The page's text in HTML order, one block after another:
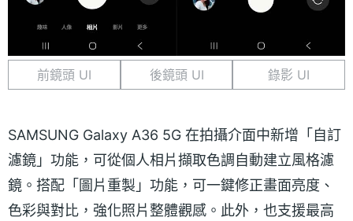
前鏡頭 UI 後鏡頭 UI 錄影 UI
SAMSUNG Galaxy A36 5G 在拍攝介面中新增「自訂
濾鏡」功能，可從個人相片擷取色調自動建立風格濾
鏡。搭配「圖片重製」功能，可一鍵修正畫面亮度、
色彩與對比，強化照片整體觀感。此外，也支援最高